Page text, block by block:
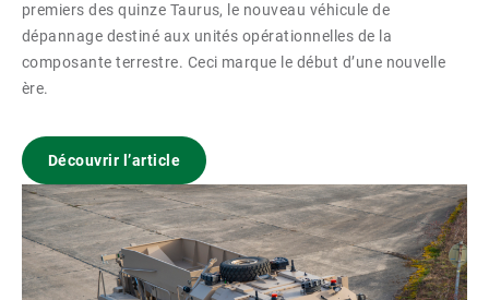
premiers des quinze Taurus, le nouveau véhicule de
dépannage destiné aux unités opérationnelles de la
composante terrestre. Ceci marque le début d’une nouvelle
ère.
Découvrir l’article